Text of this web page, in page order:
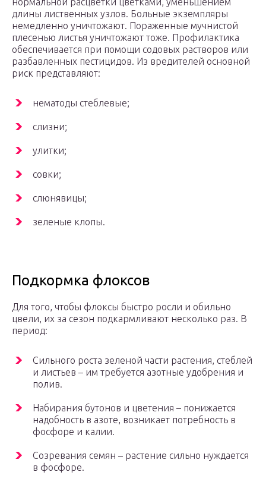
длины лиственных узлов. Больные экземпляры
немедленно уничтожают. Пораженные мучнистой
плесенью листья уничтожают тоже. Профилактика
обеспечивается при помощи содовых растворов или
разбавленных пестицидов. Из вредителей основной
риск представляют:
нематоды стеблевые;
слизни;
улитки;
совки;
слюнявицы;
зеленые клопы.
Подкормка флоксов
Для того, чтобы флоксы быстро росли и обильно
цвели, их за сезон подкармливают несколько раз. В
период:
Сильного роста зеленой части растения, стеблей
и листьев – им требуется азотные удобрения и
полив.
Набирания бутонов и цветения – понижается
надобность в азоте, возникает потребность в
фосфоре и калии.
Созревания семян – растение сильно нуждается
в фосфоре.